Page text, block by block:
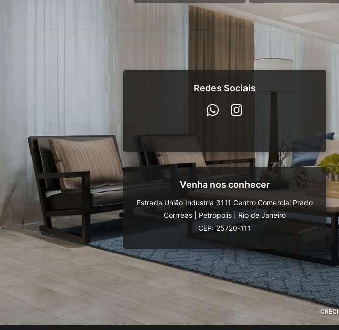
Redes Sociais
Venha nos conhecer
Estrada União Industria 3111 Centro Comercial Prado
Corrreas
Petrópolis
Rio de Janeiro
CEP: 25720-111
CRECI